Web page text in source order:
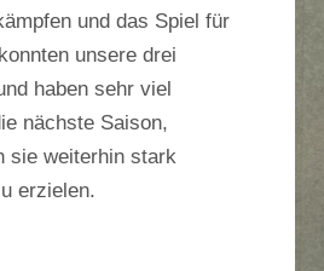
und das Spiel für
unsere drei
haben sehr viel
nächste Saison,
sie weiterhin stark
erzielen.